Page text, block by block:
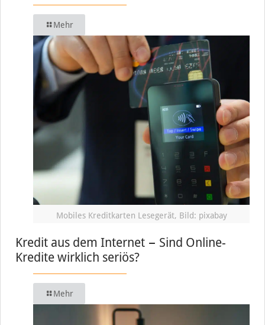
Mehr
Mobiles Kreditkarten Lesegerät, Bild: pixabay
Kredit aus dem Internet − Sind Online-
Kredite wirklich seriös?
Mehr